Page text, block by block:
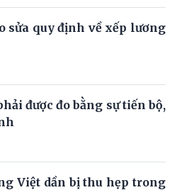
sửa quy định về xếp lương
được đo bằng sự tiến bộ,
Việt dần bị thu hẹp trong